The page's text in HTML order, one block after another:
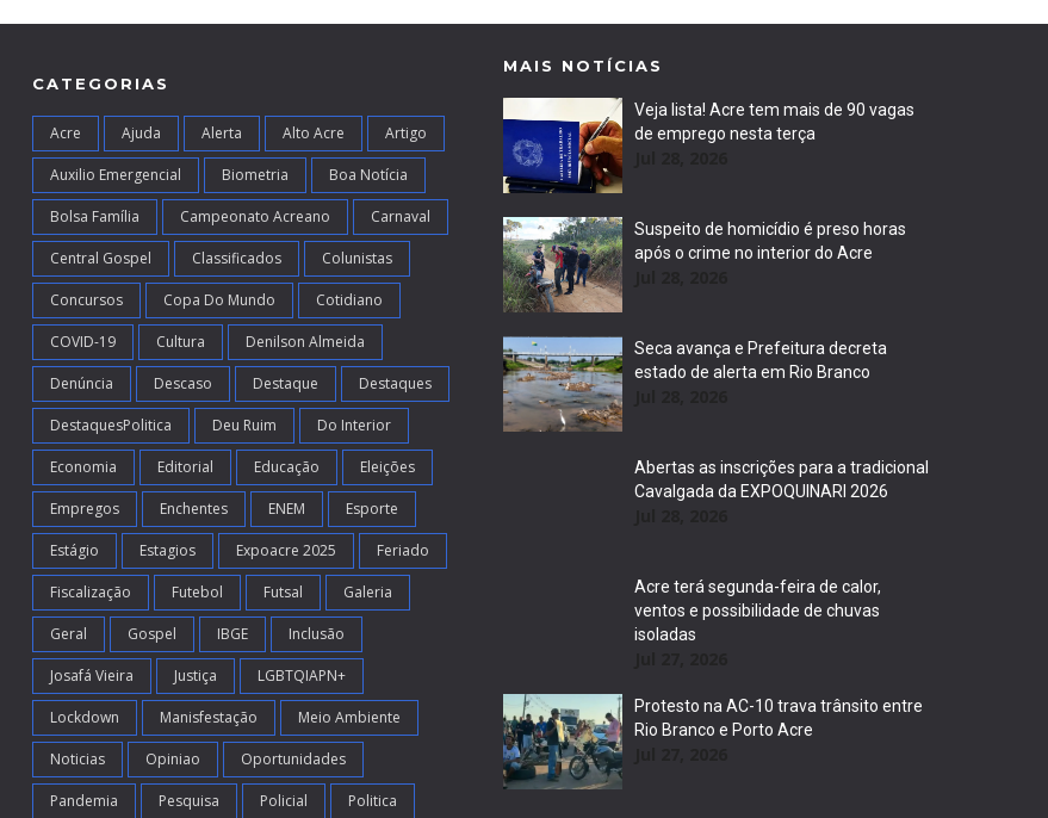
CATEGORIAS
Acre Ajuda Alerta Alto Acre Artigo
Auxilio Emergencial Biometria Boa Notícia
Bolsa Família Campeonato Acreano Carnaval
Central Gospel Classificados Colunistas
Concursos Copa Do Mundo Cotidiano
COVID-19 Cultura Denilson Almeida
Denúncia Descaso Destaque Destaques
DestaquesPolitica Deu Ruim Do Interior
Economia Editorial Educação Eleições
Empregos Enchentes ENEM Esporte
Estágio Estagios Expoacre 2025 Feriado
Fiscalização Futebol Futsal Galeria
Geral Gospel IBGE Inclusão
Josafá Vieira Justiça LGBTQIAPN+
Lockdown Manisfestação Meio Ambiente
Noticias Opiniao Oportunidades
Pandemia Pesquisa Policial Politica
MAIS NOTÍCIAS
Veja lista! Acre tem mais de 90 vagas
de emprego nesta terça
Suspeito de homicídio é preso horas
após o crime no interior do Acre
Seca avança e Prefeitura decreta
estado de alerta em Rio Branco
Abertas as inscrições para a tradicional
Cavalgada da EXPOQUINARI 2026
Acre terá segunda-feira de calor,
ventos e possibilidade de chuvas
isoladas
Protesto na AC-10 trava trânsito entre
Rio Branco e Porto Acre